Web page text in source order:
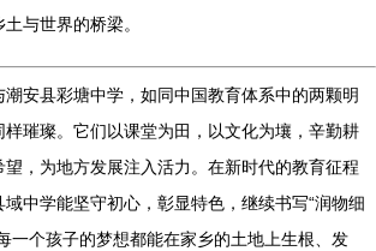
与世界的桥梁。
安县彩塘中学，如同中国教育体系中的两颗明
璀璨。它们以课堂为田，以文化为壤，辛勤耕
，为地方发展注入活力。在新时代的教育征程
中学能坚守初心，彰显特色，继续书写“润物细
一个孩子的梦想都能在家乡的土地上生根、发